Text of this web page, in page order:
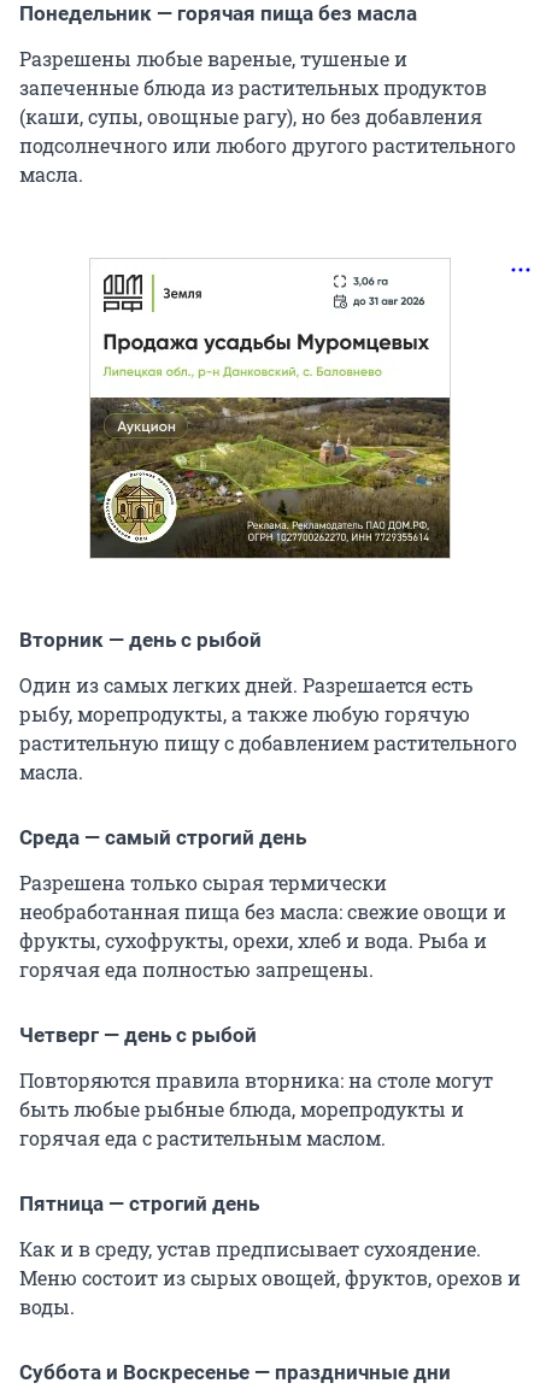
Понедельник — горячая пища без масла
Разрешены любые вареные, тушеные и
запеченные блюда из растительных продуктов
(каши, супы, овощные рагу), но без добавления
подсолнечного или любого другого растительного
масла.
Вторник — день с рыбой
Один из самых легких дней. Разрешается есть
рыбу, морепродукты, а также любую горячую
растительную пищу с добавлением растительного
масла.
Среда — самый строгий день
Разрешена только сырая термически
необработанная пища без масла: свежие овощи и
фрукты, сухофрукты, орехи, хлеб и вода. Рыба и
горячая еда полностью запрещены.
Четверг — день с рыбой
Повторяются правила вторника: на столе могут
быть любые рыбные блюда, морепродукты и
горячая еда с растительным маслом.
Пятница — строгий день
Как и в среду, устав предписывает сухоядение.
Меню состоит из сырых овощей, фруктов, орехов и
воды.
Суббота и Воскресенье — праздничные дни